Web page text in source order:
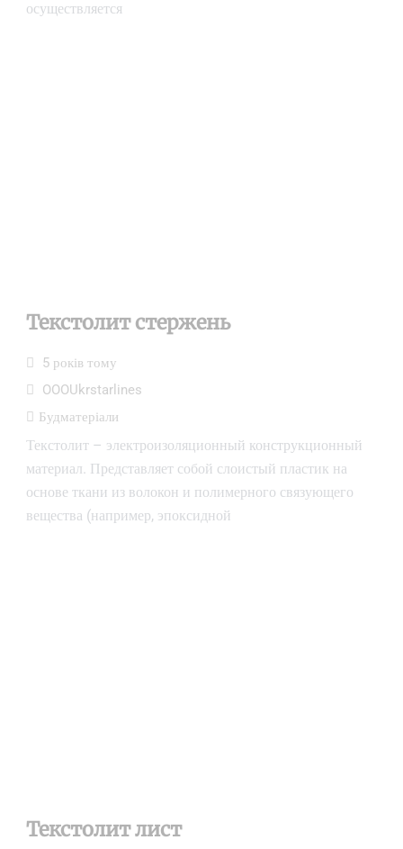
осуществляется
Текстолит стержень
5 років тому
OOOUkrstarlines
Будматеріали
Текстолит – электроизоляционный конструкционный
материал. Представляет собой слоистый пластик на
основе ткани из волокон и полимерного связующего
вещества (например, эпоксидной
Текстолит лист